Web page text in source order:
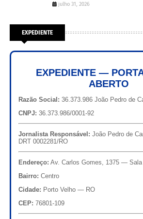
julho 31, 2026
EXPEDIENTE
EXPEDIENTE —
ABERTO
Razão Social: 36.373.986 João Pedro de
CNPJ: 36.373.986/0001-92
Jornalista Responsável: João Pedro de
DRT 0002281/RO
Endereço: Av. Carlos Gomes, 1375 —
Bairro: Centro
Cidade: Porto Velho — RO
CEP: 76801-109